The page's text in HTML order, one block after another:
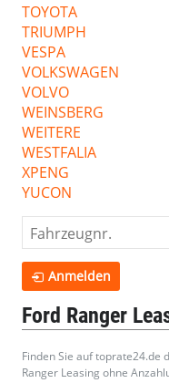
Ford Ranger
Finden Sie auf toprate24.de
Ranger Leasing ohne
TOYOTA
TRIUMPH
VESPA
VOLKSWAGEN
VOLVO
WEINSBERG
WEITERE
WESTFALIA
XPENG
YUCON
Fahrzeugnr.
Anmelden